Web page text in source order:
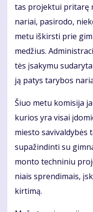
tas pro­jek­tui pri­ta­rę
na­riai, pa­si­ro­do,
me­tu iš­kirs­ti prie
me­džius.
tės įsa­ky­mu
ją pa­tys ta­ry­bos
Šiuo me­tu ko­mi­si­ja
ku­rios yra vi­sai
mies­to
su­pa­žin­din­ti su
mon­to tech­ni­niu
niais spren­di­mais,
kir­ti­mą.